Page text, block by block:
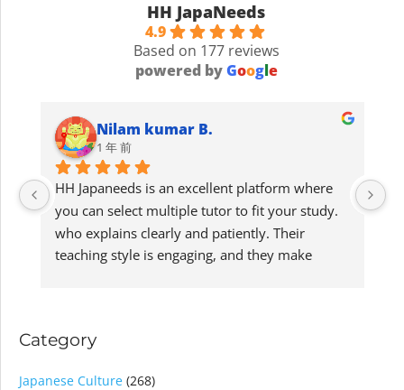
HH JapaNeeds
4.9
Based on 177 reviews
powered byGoogle
Nilam kumar B.
1 年 前
HH Japaneeds is an excellent platform where
you can select multiple tutor to fit your study.
who explains clearly and patiently. Their
teaching style is engaging, and they make
Category
Japanese Culture (268)